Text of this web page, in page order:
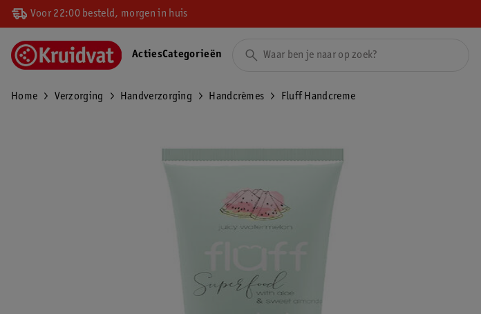
Voor 22:00 besteld, morgen in huis
ActiesCategorieën
Home Verzorging Handverzorging Handcrèmes Fluff Handcreme